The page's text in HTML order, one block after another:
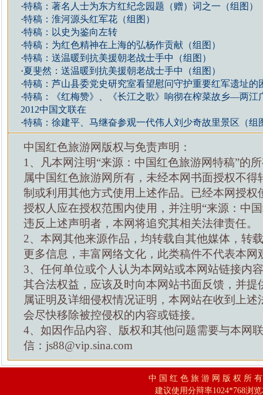
·特稿：著名人士为东方红纪念园题（赠）词之一（组图）
·特稿：淮河源头红军花（组图）
·特稿：以史为鉴向左转
·特稿：为红色精神在上海的弘杨作贡献（组图）
·特稿：送温暖到抗美援朝老战士手中（组图）
·夏斐然：送温暖到抗美援朝老战士手中（组图）
·特稿：芦山县委党史研究室看望慰问守护重要红军遗址的
·特稿：《红梅赞》、《长江之歌》响彻在榨菜故乡—两江
2012中国文联在
·特稿：徐建平、马继奋参观一代伟人刘少奇故里景区（组
中国红色旅游网版权与免责声明：
1、凡本网注明“来源：中国红色旅游网特稿”的
属中国红色旅游网所有，未经本网书面授权不得
制或利用其他方式使用上述作品。已经本网授权
授权人应在授权范围内使用，并注明“来源：中
违反上述声明者，本网将追究其相关法律责任。
2、本网其他来源作品，均转载自其他媒体，转
更多信息，丰富网络文化，此类稿件不代表本网
3、任何单位或个人认为本网站或本网站链接内
其合法权益，应该及时向本网站书面反馈，并提
属证明及详细侵权情况证明，本网站在收到上述
会尽快移除被控侵权的内容或链接。
4、如因作品内容、版权和其他问题需要与本网
信：js88@vip.sina.com
中 国 红 色 旅 游 网 版 权 所
建议使用分辩率1024*768浏